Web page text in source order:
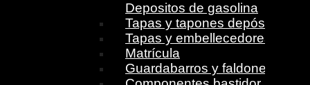
Depositos de gasolina
Tapas y tapones depósito
Tapas y embellecedores
Matrícula
Guardabarros y faldones